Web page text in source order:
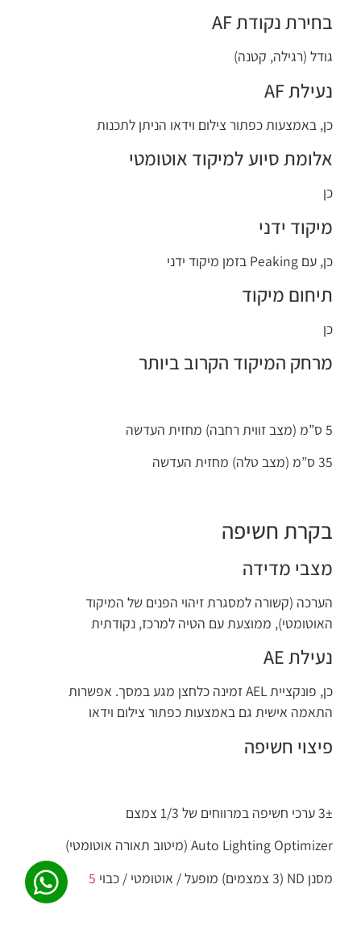
בחירת נקודת AF
גודל (רגילה, קטנה)
נעילת AF
כן, באמצעות כפתור צילום וידאו הניתן לתכנות
אלומת סיוע למיקוד אוטומטי
כן
מיקוד ידני
כן, עם Peaking בזמן מיקוד ידני
תיחום מיקוד
כן
מרחק המיקוד הקרוב ביותר
5 ס”מ (מצב זווית רחבה) מחזית העדשה
35 ס”מ (מצב טלה) מחזית העדשה
בקרת חשיפה
מצבי מדידה
הערכה (קשורה למסגרת זיהוי הפנים של המיקוד
האוטומטי), ממוצעת עם הטיה למרכז, נקודתית
נעילת AE
כן, פונקציית AEL זמינה כלחצן מגע במסך. אפשרות
התאמה אישית גם באמצעות כפתור צילום וידאו
פיצוי חשיפה
±‎3 ערכי חשיפה במרווחים של 1/3 צמצם
Auto Lighting Optimizer (מיטוב תאורה אוטומטי)
מסנן ND ‏(3 צמצמים) מופעל / אוטומטי / כבוי
5